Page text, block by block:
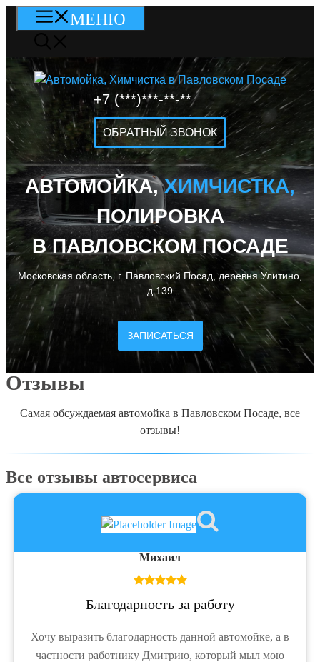
Перейти
МЕНЮ
+7 (***)***-**-**
ОБРАТНЫЙ ЗВОНОК
АВТОМОЙКА,ХИМЧИСТКА,
ПОЛИРОВКА
В ПАВЛОВСКОМ ПОСАДЕ
Московская область, г. Павловский Посад, деревня Улитино,
д.139
ЗАПИСАТЬСЯ
Отзывы
Самая обсуждаемая автомойка в Павловском Посаде, все
отзывы!
Все отзывы автосервиса
Михаил
Благодарность за работу
Хочу выразить благодарность данной автомойке, а в
частности работнику Дмитрию, который мыл мою